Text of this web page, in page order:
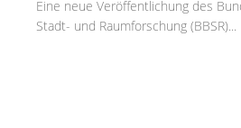
Eine neue Veröffentlichung des
Stadt- und Raumforschung (BBSR)...